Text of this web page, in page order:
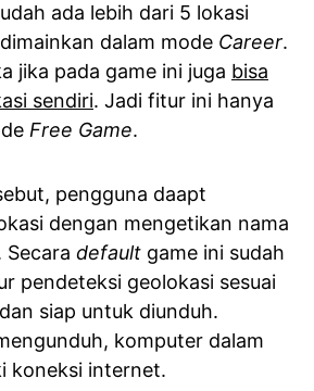
ada lebih dari 5 lokasi
dalam mode Career.
jika pada game ini juga bisa
sendiri. Jadi fitur ini hanya
Free Game.
pengguna daapt
dengan mengetikan nama
default game ini sudah
pendeteksi geolokasi sesuai
siap untuk diunduh.
komputer dalam
koneksi internet.